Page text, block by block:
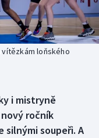
loňského
i mistryně
ročník
silnými soupeři. A